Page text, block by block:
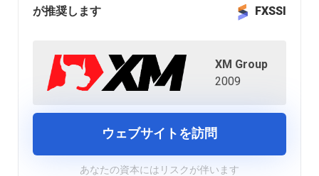
が推奨します FXSSI
XM Group
2009
ウェブサイトを訪問
あなたの資本にはリスクが伴います